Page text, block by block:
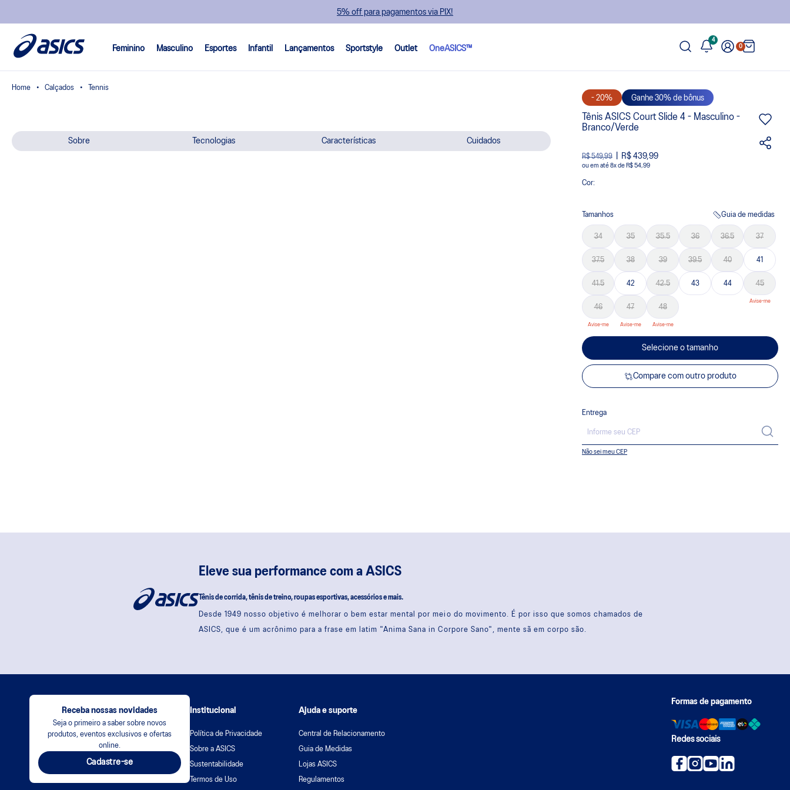
5% off para pagamentos via PIX!
Feminino Masculino Esportes Infantil Lançamentos Sportstyle Outlet OneASICS™
4
0
Calçados Tennis
Sobre Tecnologias Características Cuidados
- 20% Ganhe 30% de bônus
Tênis ASICS Court Slide 4 - Masculino -
Branco/Verde
R$ 549,99 R$ 439,99
ou 8x de R$ 54,99
Cor:
Tamanhos Guia de medidas
34 35 35.5 36 36.5 37
37.5 38 39 39.5 40 41
41.5 42 42.5 43 44 45
46 47 48
Selecione o tamanho
Compare com outro produto
Entrega
Não sei meu CEP
Eleve sua performance com a ASICS
Tênis de corrida, tênis de treino, roupas esportivas, acessórios e mais.
Desde 1949 nosso objetivo é melhorar o bem estar mental por meio do movimento. É por isso que somos chamados de
ASICS, que é um acrônimo para a frase em latim "Anima Sana in Corpore Sano", mente sã em corpo são.
Receba nossas novidades
Seja o primeiro a saber sobre novos
produtos, eventos exclusivos e ofertas
online.
Cadastre-se
Institucional
Política de Privacidade
Sobre a ASICS
Sustentabilidade
Termos de Uso
Ajuda e suporte
Central de Relacionamento
Guia de Medidas
Lojas ASICS
Regulamentos
Formas de pagamento
Redes sociais